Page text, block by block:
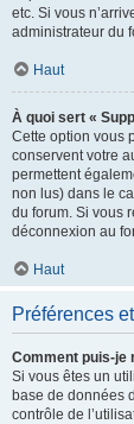
etc. Si vous
administrateur du
Haut
À quoi sert «
Cette option vous
conservent votre
permettent
non lus) dans le
du forum. Si vous
déconnexion au
Haut
Préférences
Comment puis-je
Si vous êtes un
base de données
contrôle de